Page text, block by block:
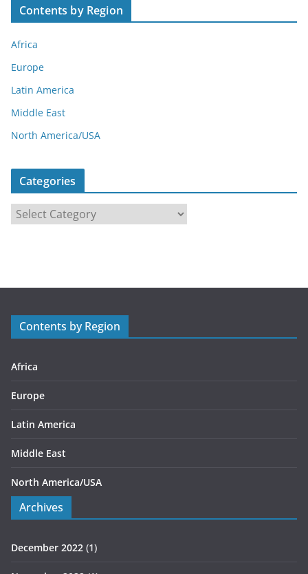
Contents by Region
Africa
Europe
Latin America
Middle East
North America/USA
Categories
a
r
s
Contents by Region
Africa
Europe
Latin America
Middle East
North America/USA
Archives
December 2022 (1)